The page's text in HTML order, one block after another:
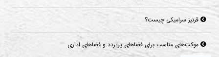
قرنیز سرامیکی چیست؟
موکت‌های مناسب برای فضاهای پرتردد و فضاهای اداری